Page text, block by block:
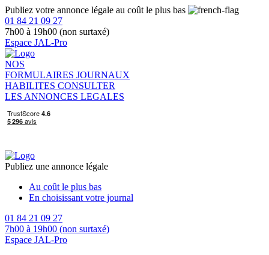
Publiez votre annonce légale au coût le plus bas
01 84 21 09 27
7h00 à 19h00 (non surtaxé)
Espace JAL-Pro
NOS
FORMULAIRES JOURNAUX
HABILITES CONSULTER
LES ANNONCES LEGALES
Publiez une annonce légale
Au coût le plus bas
En choisissant votre journal
01 84 21 09 27
7h00 à 19h00 (non surtaxé)
Espace JAL-Pro